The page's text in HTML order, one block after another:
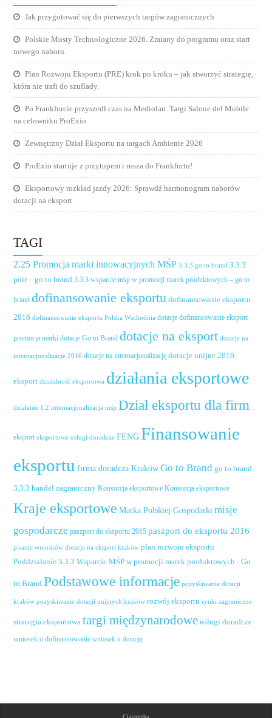
Jak przygotować się do pierwszych targów zagranicznych
Polskie Mosty Technologiczne 2026. Zmiany do programu oraz start
nowego naboru.
Plan Rozwoju Eksportu (PRE) krok po kroku – jak stworzyć strategię,
która nie trafi do szuflady.
Po Frankfurcie przyszedł czas na Mediolan. Targi Salone del Mobile
na celowniku ProExio
Zewnętrzny Dział Eksportu na targach Ambiente 2026
ProExio startuje z przytupem i rusza do Frankfurtu!
Eksportowy rozkład jazdy 2026: Sprawdź harmonogram naborów
dotacji na eksport
TAGI
2.25 Promocja marki innowacyjnych MŚP 3.3.3 go to brand 3.3.3
poir – go to brand 3.3.3 wsparcie mśp w promocji marek produktowych – go to
brand dofinansowanie eksportu dofinansowanie eksportu
2016 dofinansowanie eksportu Polska Wschodnia dotacje dofinansowanie eksport
promocja marki dotacje Go to Brand dotacje na eksport dotacje na
internacjonalizacje 2016 dotacje na internacjonalizację dotacje unijne 2016
eksport działalność eksportowa działania eksportowe
działanie 1.2 internacjonalizacja mśp Dział eksportu dla firm
eksport eksportowe usługi doradcze FENG Finansowanie
eksportu firma doradcza Kraków Go to Brand go to brand
3.3.3 handel zagraniczny Konsorcja eksportowe Konsorcja eksportowe
Kraje eksportowe Marka Polskiej Gospodarki misje
gospodarcze paszport do eksportu 2015 paszport do eksportu 2016
pisanie wniosków dotacje na eksport kraków plan rozwoju eksportu
Poddziałanie 3.3.3 Wsparcie MŚP w promocji marek produktowych - Go
to Brand Podstawowe informacje pozyskiwanie dotacji
kraków pozyskiwanie dotacji unijnych kraków rozwój eksportu rynki zagraniczne
strategia eksportowa targi międzynarodowe usługi doradcze
wniosek o dofinansowanie wniosek o dotację
Ciasteczka